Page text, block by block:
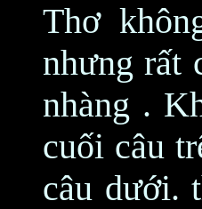
Thơ
nhưng rất
nhàng .
cuối câu
câu dưới.